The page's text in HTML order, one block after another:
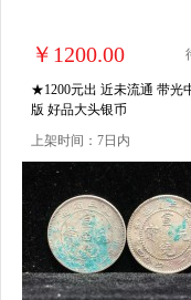
￥1200.00
★1200元出 近未流通 带光
版 好品大头银币
上架时间：7日内